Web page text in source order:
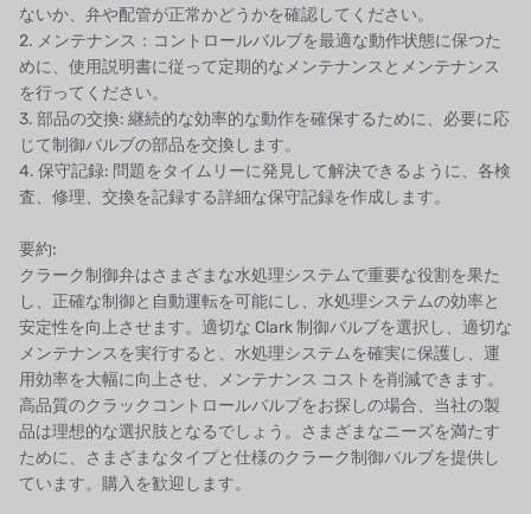
ないか、弁や配管が正常かどうかを確認してください。
2. メンテナンス：コントロールバルブを最適な動作状態に保つた
めに、使用説明書に従って定期的なメンテナンスとメンテナンス
を行ってください。
3. 部品の交換: 継続的な効率的な動作を確保するために、必要に応
じて制御バルブの部品を交換します。
4. 保守記録: 問題をタイムリーに発見して解決できるように、各検
査、修理、交換を記録する詳細な保守記録を作成します。
要約:
クラーク制御弁はさまざまな水処理システムで重要な役割を果た
し、正確な制御と自動運転を可能にし、水処理システムの効率と
安定性を向上させます。適切な Clark 制御バルブを選択し、適切な
メンテナンスを実行すると、水処理システムを確実に保護し、運
用効率を大幅に向上させ、メンテナンス コストを削減できます。
高品質のクラックコントロールバルブをお探しの場合、当社の製
品は理想的な選択肢となるでしょう。さまざまなニーズを満たす
ために、さまざまなタイプと仕様のクラーク制御バルブを提供し
ています。購入を歓迎します。